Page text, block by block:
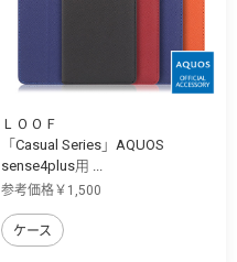
ＬＯＯＦ
「Casual Series」AQUOS
sense4plus用 ...
参考価格￥1,500
ケース